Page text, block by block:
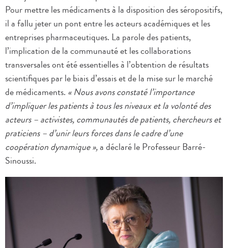
Pour mettre les médicaments à la disposition des séropositifs,
il a fallu jeter un pont entre les acteurs académiques et les
entreprises pharmaceutiques. La parole des patients,
l’implication de la communauté et les collaborations
transversales ont été essentielles à l’obtention de résultats
scientifiques par le biais d’essais et de la mise sur le marché
de médicaments. « Nous avons constaté l’importance
d’impliquer les patients à tous les niveaux et la volonté des
acteurs – activistes, communautés de patients, chercheurs et
praticiens – d’unir leurs forces dans le cadre d’une
coopération dynamique »,a déclaré le Professeur Barré-
Sinoussi.